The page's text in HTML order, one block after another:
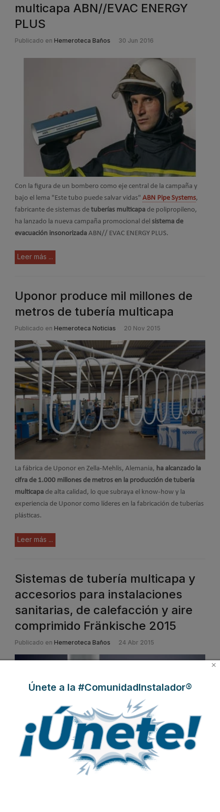
multicapa ABN//EVAC ENERGY
PLUS
Publicado en Hemeroteca Baños 30 Jun 2016
Con la figura de un bombero como eje central de la campaña y
bajo el lema "Este tubo puede salvar vidas" ABN Pipe Systems,
fabricante de sistemas de tuberías multicapa de polipropileno,
ha lanzado la nueva campaña promocional del sistema de
evacuación insonorizada ABN// EVAC ENERGY PLUS.
Leer más ...
Uponor produce mil millones de
metros de tubería multicapa
Publicado en Hemeroteca Noticias 20 Nov 2015
La fábrica de Uponor en Zella-Mehlis, Alemania, ha alcanzado la
cifra de 1.000 millones de metros en la producción de tubería
multicapa de alta calidad, lo que subraya el know-how y la
experiencia de Uponor como líderes en la fabricación de tuberías
plásticas.
Leer más ...
Sistemas de tubería multicapa y
accesorios para instalaciones
sanitarias, de calefacción y aire
comprimido Fränkische 2015
Publicado en Hemeroteca Baños 24 Abr 2015
×
Únete a la #ComunidadInstalador®